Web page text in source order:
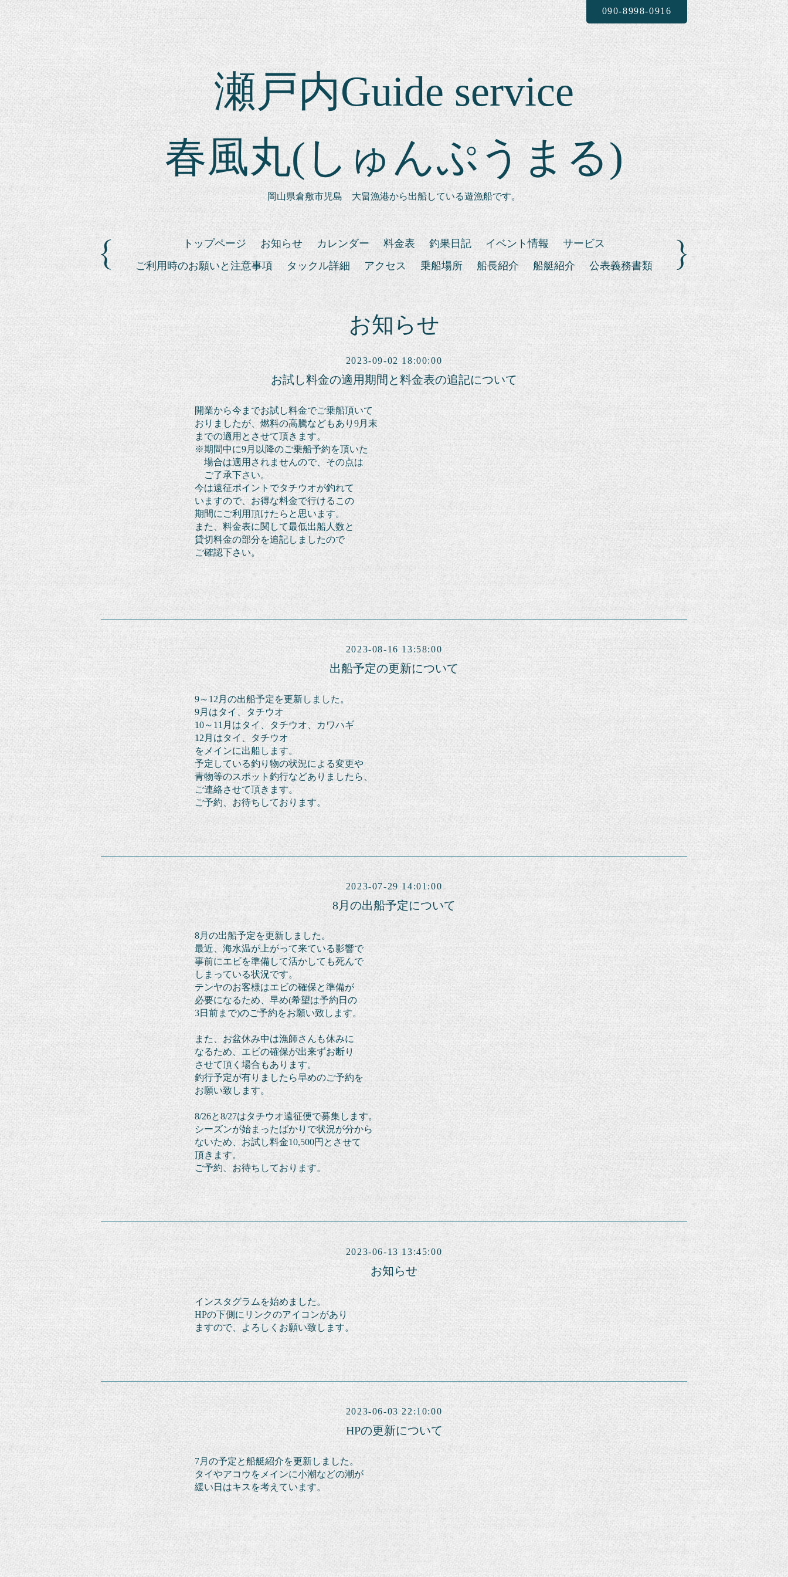
瀬戸内Guide service
春風丸(しゅんぷうまる)
岡山県倉敷市児島 大畠漁港から出船している遊漁船です。
090-8998-0916
トップページ お知らせ カレンダー 料金表 釣果日記 イベント情報
サービス
ご利用時のお願いと注意事項
タックル詳細 アクセス 乗船場所 船長紹介 船艇紹介 公表義務書類
お知らせ
2023-09-02 18:00:00
お試し料金の適用期間と料金表の追記について
開業から今までお試し料金でご乗船頂いて
おりましたが、燃料の高騰などもあり 9月末
までの適用と させて頂きます。
※期間中に9月以降のご乗船予約を頂いた
場合は適用されませんので、その点は
ご了承下さい。
今は遠征ポイントでタチウオが釣れて
いますので、 お得な料金で行けるこの
期間に ご利用頂けたら と思います。
また、料金表に関して最低出船人数と
貸切料金の部分を追記しましたので
ご確認下さい。
2023-08-16 13:58:00
出船予定の更新について
9～12月の出船予定を更新しました。
9月はタイ、タチウオ
10～11月はタイ、タチウオ、 カワハギ
12月はタイ、タチウオ
をメインに出船します。
予定している釣り物の状況による変更や
青物等のスポット釣行などありましたら、
ご連絡させて頂きます。
ご予約、お待ちしております。
2023-07-29 14:01:00
8月の出船予定について
8月の出船予定を更新しました。
最近、海水温が上がって来ている影響で
事前にエビを準備して活かしても死んで
しまっている状況です。
テンヤのお客様はエビの確保と準備が
必要になるため、早め(希望は予約日の
3日前まで)のご予約をお願い致します。
また、お盆休み中は漁師さんも休みに
なるため、 エビの確保が出来ずお断り
させて頂く 場合もあります。
釣行予定が有りましたら早めのご予約を
お願い致します。
8/26と8/27はタチウオ遠征便で募集します。
シーズンが始まったばかりで状況が分から
ないため、お試し料金10,500円とさせて
頂きます。
ご予約、お待ちしております。
2023-06-13 13:45:00
お知らせ
インスタグラムを始めました。
HPの下側にリンクのアイコンがあり
ますので、
よろしくお願い致します。
2023-06-03 22:10:00
HPの更新について
7月の予定と船艇紹介を更新しました。
タイやアコウをメインに小潮などの潮が
緩い日はキスを考えています。